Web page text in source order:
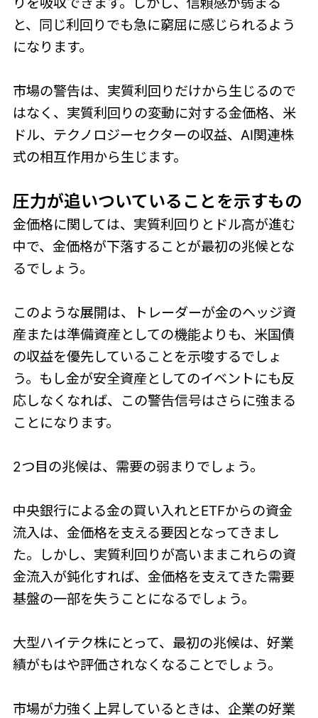
と、同じ利回りでも急に窮屈に感じられるよう
になります。
市場の警告は、実質利回りだけから生じるので
はなく、実質利回りの変動に対する金価格、米
ドル、テクノロジーセクターの収益、AI関連株
式の相互作用から生じます。
圧力が追いついていることを示すもの
金価格に関しては、実質利回りとドル高が進む
中で、金価格が下落することが最初の兆候とな
るでしょう。
このような展開は、トレーダーが金のヘッジ資
産または準備資産としての機能よりも、米国債
の収益を優先していることを示唆するでしょ
う。もし金が安全資産としてのイベントにも反
応しなくなれば、この警告信号はさらに強まる
ことになります。
2つ目の兆候は、需要の弱まりでしょう。
中央銀行による金の買い入れとETFからの資金
流入は、金価格を支える要因となってきまし
た。しかし、実質利回りが高いままこれらの資
金流入が鈍化すれば、金価格を支えてきた需要
基盤の一部を失うことになるでしょう。
大型ハイテク株にとって、最初の兆候は、好業
績がもはや評価されなくなることでしょう。
市場が力強く上昇しているときは、企業の好業